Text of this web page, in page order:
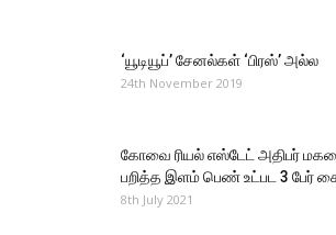
‘யூடியூப்’ சேனல்கள் ‘பிரஸ்’ அல்ல
24th November 2019
கோவை ரியல் எஸ்டேட் அதிபர்
பறித்த இளம் பெண் உட்பட 3 பேர்
8th July 2021